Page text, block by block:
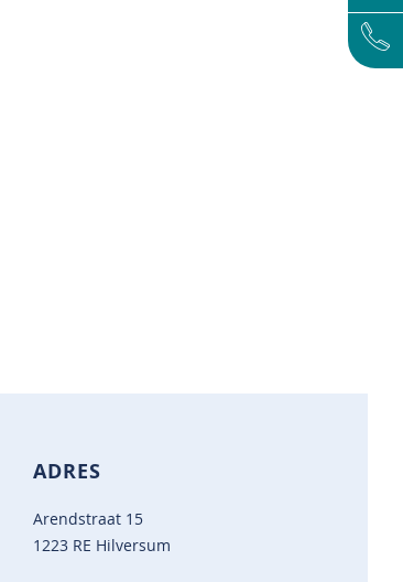
ADRES
Arendstraat 15
1223 RE Hilversum